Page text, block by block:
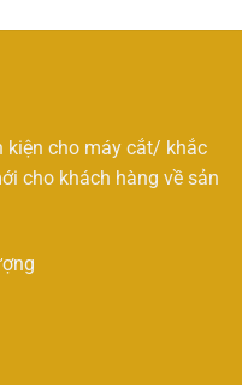
kiện cho máy cắt/ khắc
cho khách hàng về sản